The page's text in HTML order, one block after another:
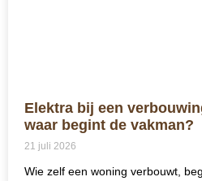
Elektra bij een
waar begint de vakman?
21 juli 2026
Wie zelf een woning verbouwt,